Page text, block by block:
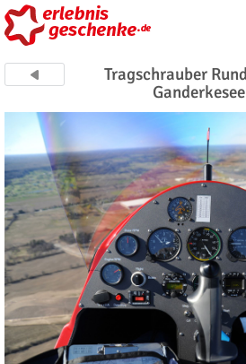
Tragschrauber
Ganderkesee